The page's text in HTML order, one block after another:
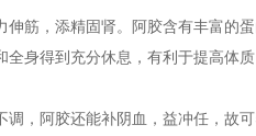
伸筋，添精固肾。阿胶含有丰富
身得到充分休息，有利于提高体质
，阿胶还能补阴血，益冲任，故